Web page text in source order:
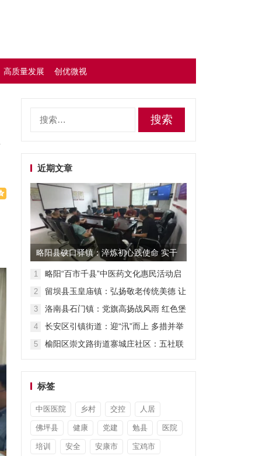
高质量发展 创优微视
近期文章
略阳县硖口驿镇：淬炼初心践使命 实干
担当显作为
1
略阳“百市千县”中医药文化惠民活动启
2
留坝县玉皇庙镇：弘扬敬老传统美德 让
3
洛南县石门镇：党旗高扬战风雨 红色堡
4
长安区引镇街道：迎“汛”而上 多措并举
5
榆阳区崇文路街道寨城庄社区：五社联
标签
中医医院 乡村 交控 人居
佛坪县 健康 党建 勉县 医院
培训 安全 安康市 宝鸡市